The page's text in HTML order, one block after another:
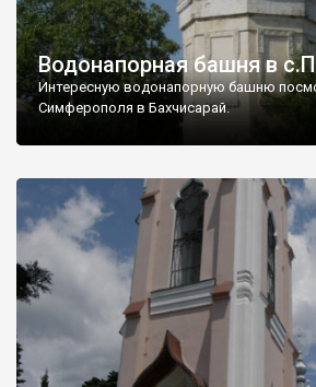
Водонапорная башня в
Интересную водонапорную башню
Симферополя в Бахчисарай.